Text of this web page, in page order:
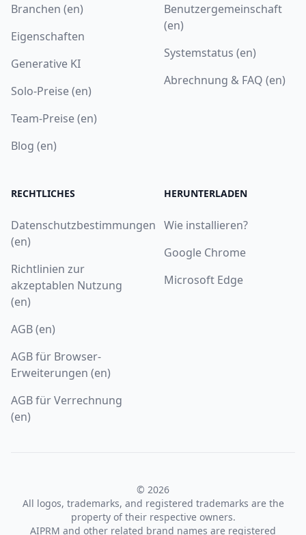
Branchen (en)
Eigenschaften
Generative KI
Solo-Preise (en)
Team-Preise (en)
Blog (en)
Benutzergemeinschaft
(en)
Systemstatus (en)
Abrechnung & FAQ (en)
RECHTLICHES
Datenschutzbestimmungen
(en)
Richtlinien zur
akzeptablen Nutzung
(en)
AGB (en)
AGB für Browser-
Erweiterungen (en)
AGB für Verrechnung
(en)
HERUNTERLADEN
Wie installieren?
Google Chrome
Microsoft Edge
© 2026
All logos, trademarks, and registered trademarks are the
property of their respective owners.
AIPRM and other related brand names are registered